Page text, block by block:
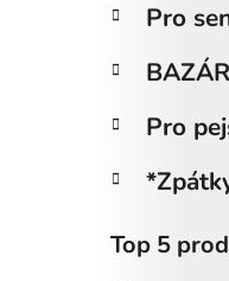
Pro
Pro
Top 5